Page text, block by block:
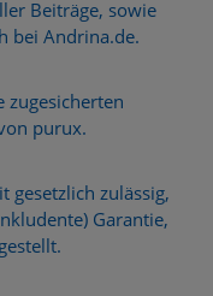
Beiträge, sowie
bei Andrina.de.
zugesicherten
purux.
gesetzlich zulässig,
Garantie,